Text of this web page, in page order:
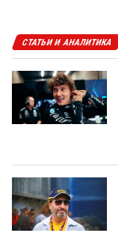
СТАТЬИ И АНАЛИТИКА